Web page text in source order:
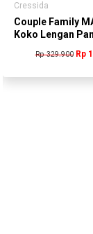
Cressida
Couple Family
Koko Lengan
Rp 329.900 Rp